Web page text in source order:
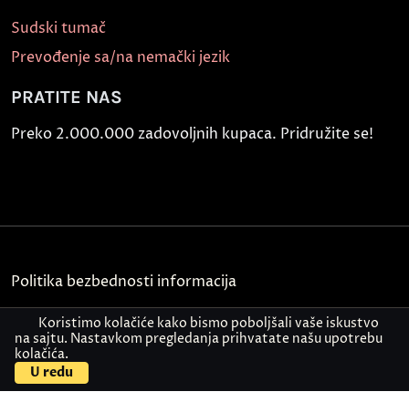
Sudski tumač
Prevođenje sa/na nemački jezik
PRATITE NAS
Preko 2.000.000 zadovoljnih kupaca. Pridružite se!
Politika bezbednosti informacija
Kontakt
© Akademija Oxford 2026.
Koristimo kolačiće kako bismo poboljšali vaše iskustvo
na sajtu. Nastavkom pregledanja prihvatate našu upotrebu
kolačića.
U redu